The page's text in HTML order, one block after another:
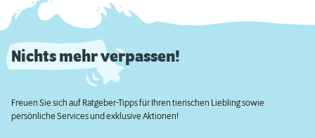
Nichts mehr verpassen!
Freuen Sie sich auf Ratgeber-Tipps für Ihren tierischen Liebling sowie
persönliche Services und exklusive Aktionen!